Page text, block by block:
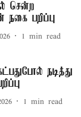
சென்ற
பறிப்பு
1 min read
நடித்து
1 min read